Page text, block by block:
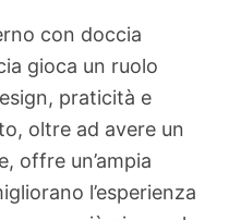
con doccia
gioca un ruolo
praticità e
oltre ad avere un
offre un’ampia
l’esperienza